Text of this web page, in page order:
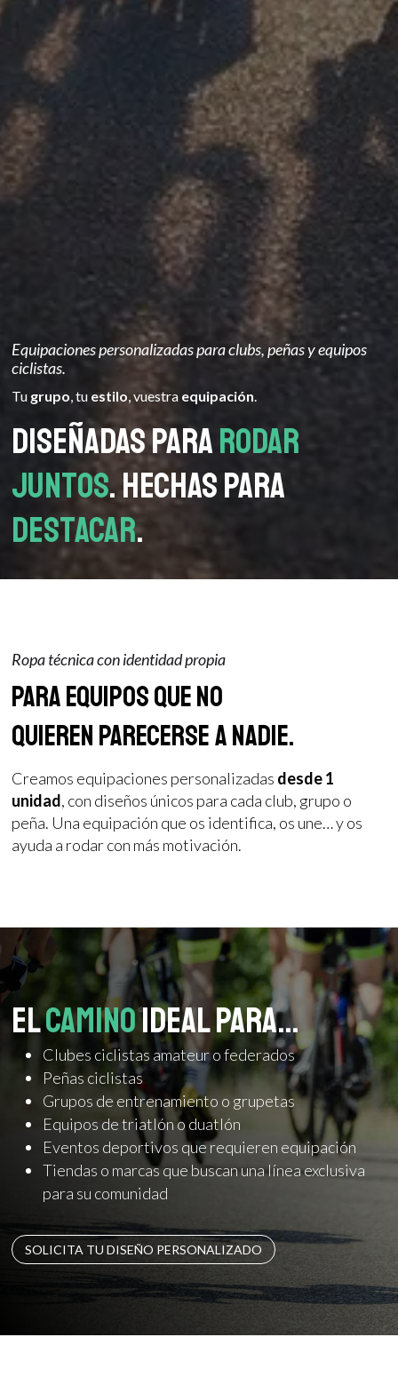
Equipaciones personalizadas para clubs, peñas y equipos
ciclistas.
Tu grupo, tu estilo, vuestra equipación.
Diseñadas pararodar
juntos. Hechas para
destacar.
Ropa técnica con identidad propia
Para equipos que no
quieren parecerse a nadie.
Creamos equipaciones personalizadas desde 1
unidad, con diseños únicos para cada club, grupo o
peña. Una equipación que os identifica, os une… y os
ayuda a rodar con más motivación.
ElcaminoIdeal para…
Clubes ciclistas amateur o federados
Peñas ciclistas
Grupos de entrenamiento o grupetas
Equipos de triatlón o duatlón
Eventos deportivos que requieren equipación
Tiendas o marcas que buscan una línea exclusiva
para su comunidad
SOLICITA TU DISEÑO PERSONALIZADO